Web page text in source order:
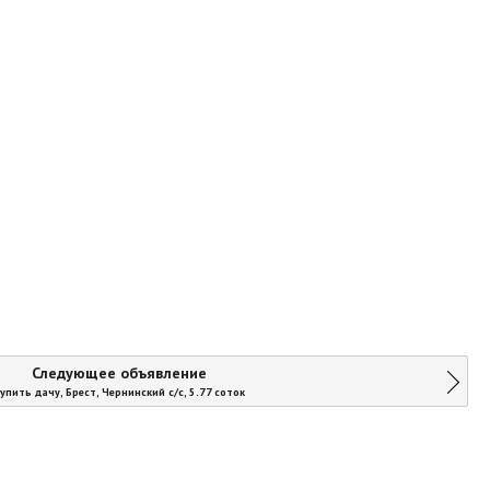
Следующее объявление
дачу, Брест, Чернинский с/с, 5.77 соток